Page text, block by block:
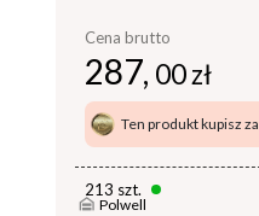
Cena brutto
287, 00 zł
Ten produkt kupisz za
213 szt.
Polwell